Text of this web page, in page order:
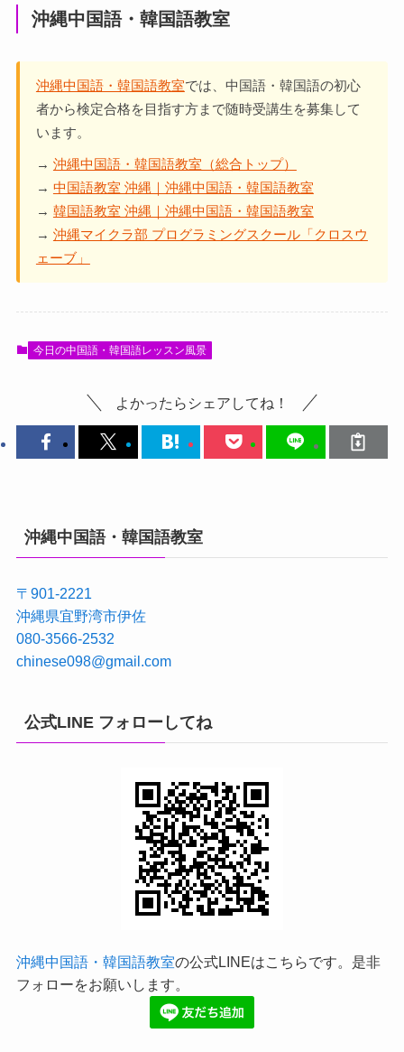
沖縄中国語・韓国語教室
沖縄中国語・韓国語教室では、中国語・韓国語の初心
者から検定合格を目指す方まで随時受講生を募集して
います。
→ 沖縄中国語・韓国語教室（総合トップ）
→ 中国語教室 沖縄｜沖縄中国語・韓国語教室
→ 韓国語教室 沖縄｜沖縄中国語・韓国語教室
→ 沖縄マイクラ部 プログラミングスクール「クロスウ
ェーブ」
今日の中国語・韓国語レッスン風景
よかったらシェアしてね！
沖縄中国語・韓国語教室
〒901-2221
沖縄県宜野湾市伊佐
080-3566-2532
chinese098@gmail.com
公式LINE フォローしてね
沖縄中国語・韓国語教室の公式LINEはこちらです。是非
フォローをお願いします。